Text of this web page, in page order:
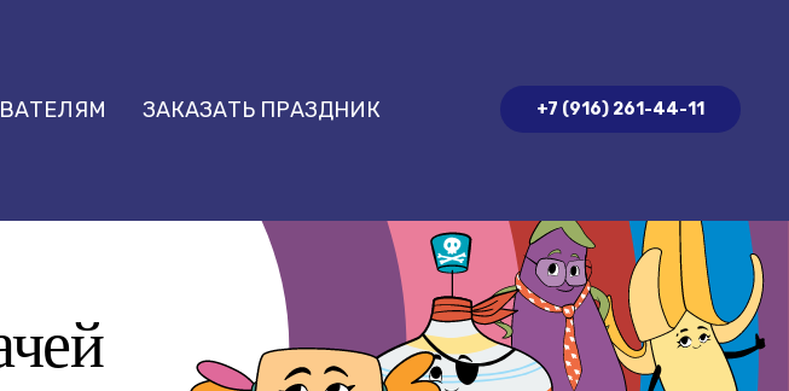
ЗАКАЗАТЬ ПРАЗДНИК +7 (916) 261-44-11